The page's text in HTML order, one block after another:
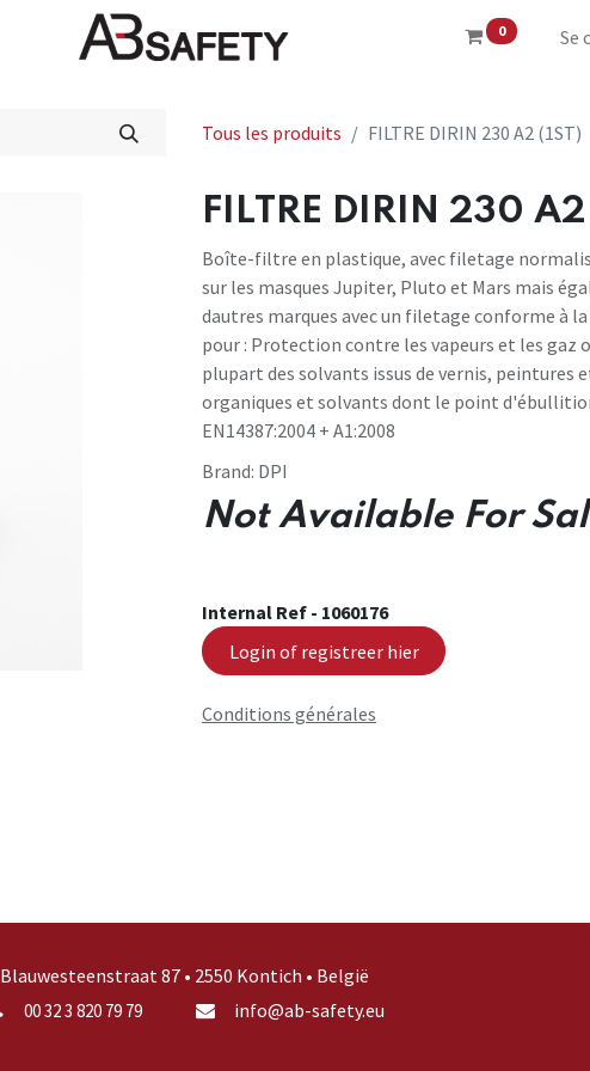
0 Se
Boutique CE
Tous les produits FILTRE DIRIN 230 A2 (1ST)
FILTRE DIRIN 230 A2
Boîte-filtre en plastique, avec filetage
sur les masques Jupiter, Pluto et Mars mais
dautres marques avec un filetage conforme à
pour : Protection contre les vapeurs et les gaz
plupart des solvants issus de vernis, peintures
organiques et solvants dont le point
EN14387:2004 + A1:2008
Brand: DPI
Not Available For
Internal Ref - 1060176
Login of registreer hier
Conditions générales
Blauwesteenstraat 87 • 2550 Kontich • België
00 32 3 820 79 79 info@ab-safety.eu